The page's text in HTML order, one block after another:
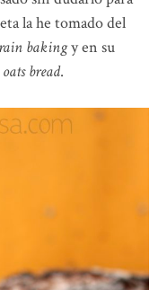
la he tomado del
bakingy en su
bread.